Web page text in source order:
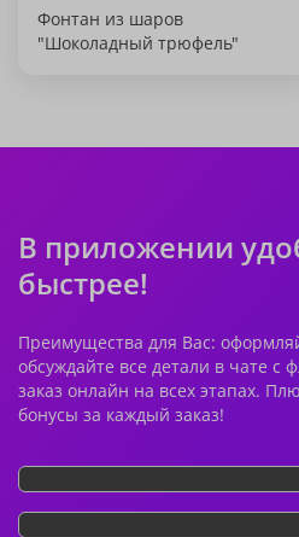
Фонтан из шаров
"Шоколадный трюфель"
В приложении
быстрее!
Преимущества для Вас:
обсуждайте все детали в чате с
заказ онлайн на всех этапах.
бонусы за каждый заказ!